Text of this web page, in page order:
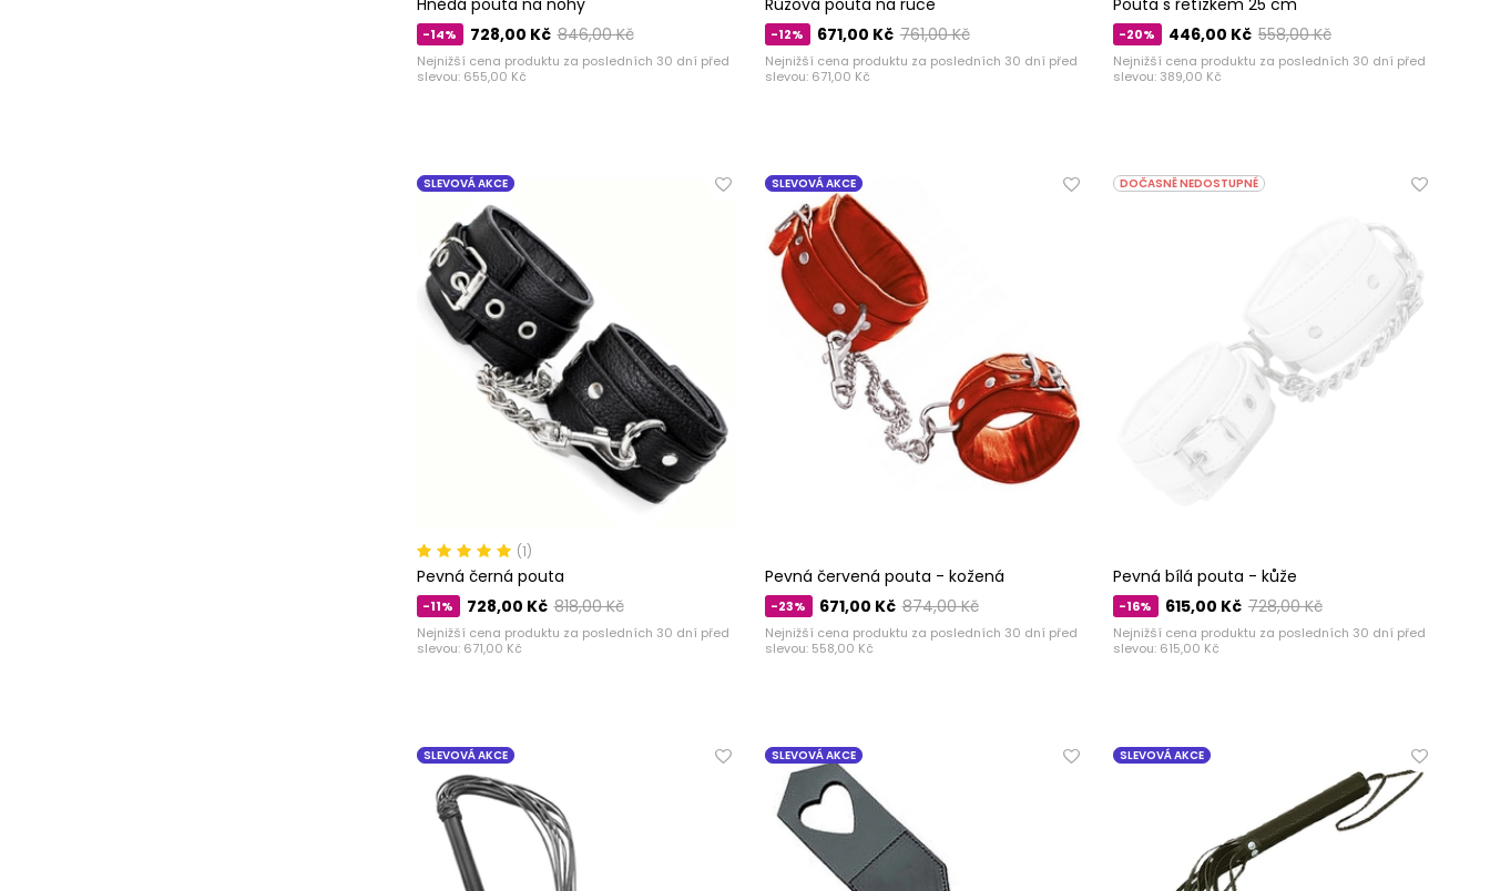
Hnědá pouta na nohy
-14% 846,00 Kč
728,00 Kč
Nejnižší cena produktu za posledních 30 dní před
slevou: 655,00 Kč
Růžová pouta na ruce
-12% 761,00 Kč
671,00 Kč
Nejnižší cena produktu za posledních 30 dní před
slevou: 671,00 Kč
Pouta s řetízkem 25 cm
-20% 558,00 Kč
446,00 Kč
Nejnižší cena produktu za posledních 30 dní před
slevou: 389,00 Kč
SLEVOVÁ AKCE
(1)
Pevná černá pouta
-11% 818,00 Kč
728,00 Kč
Nejnižší cena produktu za posledních 30 dní před
slevou: 671,00 Kč
SLEVOVÁ AKCE
Pevná červená pouta - kožená
-23% 874,00 Kč
671,00 Kč
Nejnižší cena produktu za posledních 30 dní před
slevou: 558,00 Kč
DOČASNĚ NEDOSTUPNÉ
Pevná bílá pouta - kůže
-16% 728,00 Kč
615,00 Kč
Nejnižší cena produktu za posledních 30 dní před
slevou: 615,00 Kč
SLEVOVÁ AKCE SLEVOVÁ AKCE SLEVOVÁ AKCE